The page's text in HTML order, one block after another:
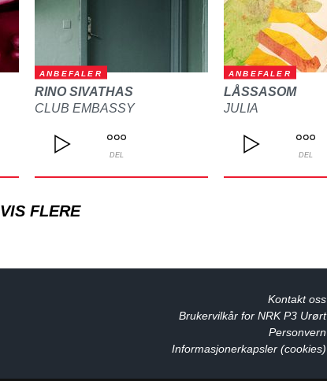
ANBEFALER
RINO SIVATHAS
CLUB EMBASSY
DEL
ANBEFALER
LÅSSASOM
JULIA
DEL
VIS FLERE
Kontakt oss
Brukervilkår for NRK P3 Urørt
Personvern
Informasjonerkapsler (cookies)